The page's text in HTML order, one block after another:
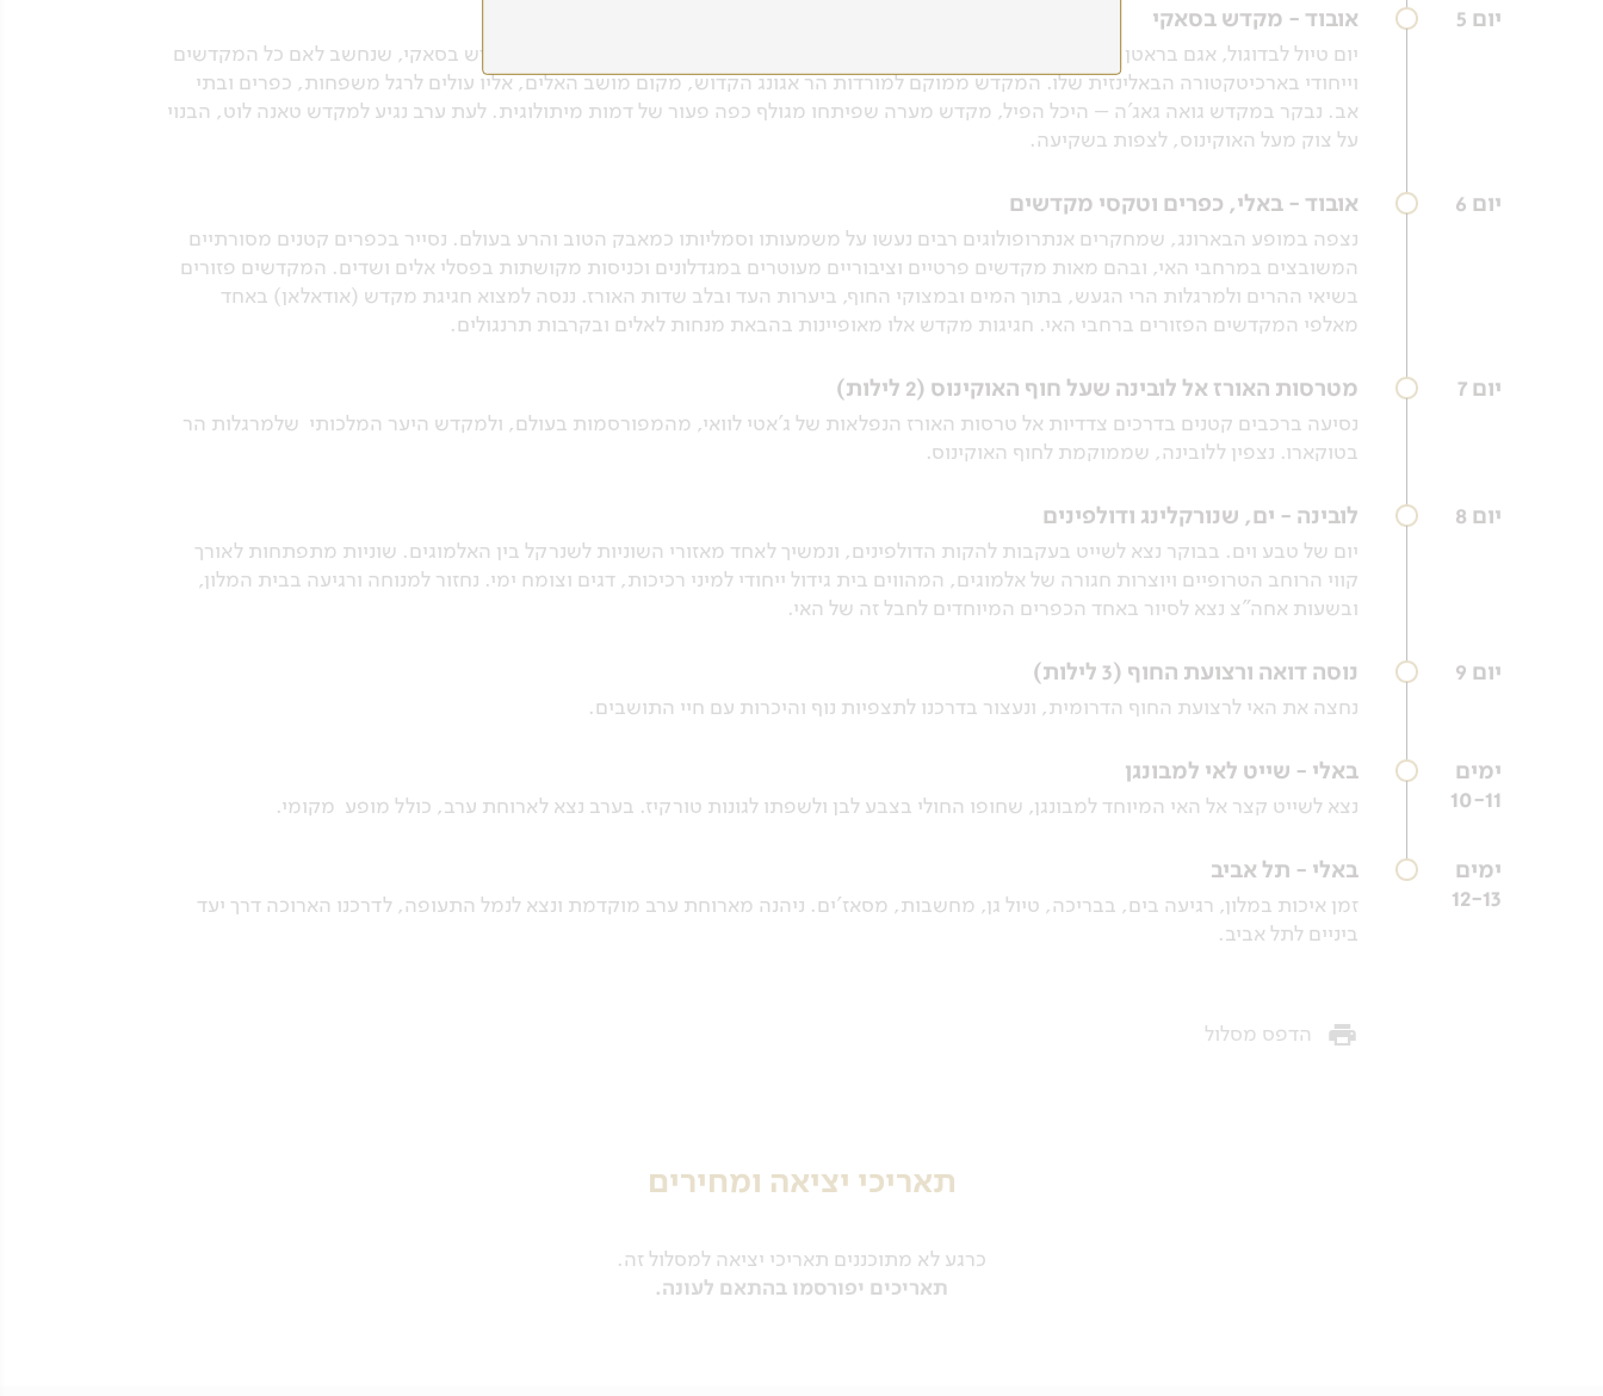
יום 5 אובוד - מקדש בסאקי
יום טיול לבדוגול, אגם בראטן והמקדש הצף של אולו-דאנו, השווקים המקומיים ומקדש מאנגווי. נסייר במקדש בסאקי, שנחשב לאם כל המקדשים
וייחודי בארכיטקטורה הבאלינזית שלו. המקדש ממוקם למורדות הר אגונג הקדוש, מקום מושב האלים, אליו עולים לרגל משפחות, כפרים ובתי
אב. נבקר במקדש גואה גאג'ה – היכל הפיל, מקדש מערה שפיתחו מגולף כפה פעור של דמות מיתולוגית. לעת ערב נגיע למקדש טאנה לוט, הבנוי
על צוק מעל האוקינוס, לצפות בשקיעה.
יום 6 אובוד - באלי, כפרים וטקסי מקדשים
נצפה במופע הבארונג, שמחקרים אנתרופולוגים רבים נעשו על משמעותו וסמליותו כמאבק הטוב והרע בעולם. נסייר בכפרים קטנים מסורתיים
המשובצים במרחבי האי, ובהם מאות מקדשים פרטיים וציבוריים מעוטרים במגדלונים וכניסות מקושתות בפסלי אלים ושדים. המקדשים פזורים
בשיאי ההרים ולמרגלות הרי הגעש, בתוך המים ובמצוקי החוף, ביערות העד ובלב שדות האורז. ננסה למצוא חגיגת מקדש (אודאלאן) באחד
מאלפי המקדשים הפזורים ברחבי האי. חגיגות מקדש אלו מאופיינות בהבאת מנחות לאלים ובקרבות תרנגולים.
יום 7 מטרסות האורז אל לובינה שעל חוף האוקינוס (2 לילות)
נסיעה ברכבים קטנים בדרכים צדדיות אל טרסות האורז הנפלאות של ג'אטי לוואי, מהמפורסמות בעולם, ולמקדש היער המלכותי שלמרגלות הר
בטוקארו. נצפין ללובינה, שממוקמת לחוף האוקינוס.
יום 8 לובינה - ים, שנורקלינג ודולפינים
יום של טבע וים. בבוקר נצא לשייט בעקבות להקות הדולפינים, ונמשיך לאחד מאזורי השוניות לשנרקל בין האלמוגים. שוניות מתפתחות לאורך
קווי הרוחב הטרופיים ויוצרות חגורה של אלמוגים, המהווים בית גידול ייחודי למיני רכיכות, דגים וצומח ימי. נחזור למנוחה ורגיעה בבית המלון,
ובשעות אחה"צ נצא לסיור באחד הכפרים המיוחדים לחבל זה של האי.
יום 9 נוסה דואה ורצועת החוף (3 לילות)
נחצה את האי לרצועת החוף הדרומית, ונעצור בדרכנו לתצפיות נוף והיכרות עם חיי התושבים.
ימים
10-11
באלי - שייט לאי למבונגן
נצא לשייט קצר אל האי המיוחד למבונגן, שחופו החולי בצבע לבן ולשפתו לגונות טורקיז. בערב נצא לארוחת ערב, כולל מופע מקומי.
ימים
12-13
באלי - תל אביב
זמן איכות במלון, רגיעה בים, בבריכה, טיול גן, מחשבות, מסאז'ים. ניהנה מארוחת ערב מוקדמת ונצא לנמל התעופה, לדרכנו הארוכה דרך יעד
ביניים לתל אביב.
הדפס מסלול
תאריכי יציאה ומחירים
כרגע לא מתוכננים תאריכי יציאה למסלול זה.
תאריכים יפורסמו בהתאם לעונה.